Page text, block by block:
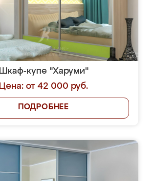
Шкаф-купе "Харуми"
Цена: от 42 000 руб.
ПОДРОБНЕЕ